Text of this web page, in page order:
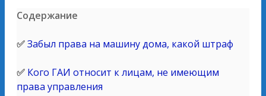
Содержание
✅Забыл права на машину дома, какой штраф
✅ Кого ГАИ относит к лицам, не имеющим
права управления